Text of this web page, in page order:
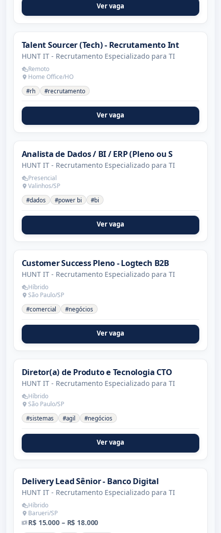
Ver vaga
Talent Sourcer (Tech) - Recrutamento Int
HUNT IT - Recrutamento Especializado para TI
Remoto
Home Office/HO
#rh #recrutamento
Ver vaga
Analista de Dados / BI / ERP (Pleno ou S
HUNT IT - Recrutamento Especializado para TI
Presencial
Valinhos/SP
#dados #power bi #bi
Ver vaga
Customer Success Pleno - Logtech B2B
HUNT IT - Recrutamento Especializado para TI
Híbrido
São Paulo/SP
#comercial #negócios
Ver vaga
Diretor(a) de Produto e Tecnologia CTO
HUNT IT - Recrutamento Especializado para TI
Híbrido
São Paulo/SP
#sistemas #agil #negócios
Ver vaga
Delivery Lead Sênior - Banco Digital
HUNT IT - Recrutamento Especializado para TI
Híbrido
Barueri/SP
R$ 15.000 – R$ 18.000